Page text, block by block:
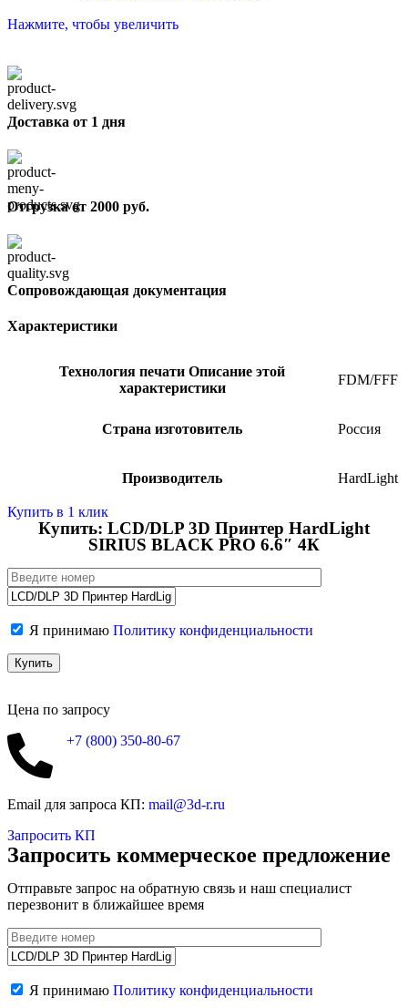
Нажмите, чтобы увеличить
Доставка от 1 дня
Отгрузка от 2000 руб.
Сопровождающая документация
Характеристики
Технология печати Описание этой
характеристики
FDM/FFF
Страна изготовитель Россия
Производитель HardLight
Купить в 1 клик
Купить: LCD/DLP 3D Принтер HardLight
SIRIUS BLACK PRO 6.6″ 4К
Я принимаю Политику конфиденциальности
Цена по запросу
+7 (800) 350-80-67
Email для запроса КП: mail@3d-r.ru
Запросить КП
Запросить коммерческое предложение
Отправьте запрос на обратную связь и наш специалист
перезвонит в ближайшее время
Я принимаю Политику конфиденциальности